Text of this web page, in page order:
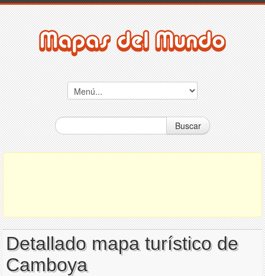
Buscar
Detallado mapa turístico de
Camboya